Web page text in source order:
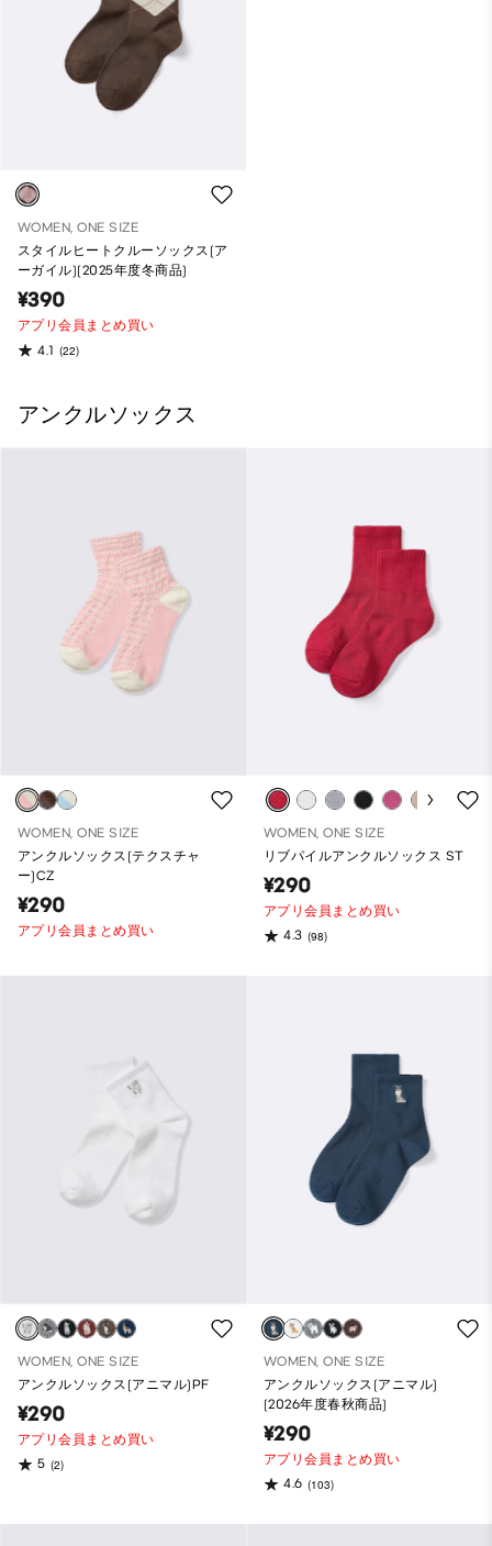
WOMEN, ONE SIZE
スタイルヒートクルーソックス(ア
ーガイル)(2025年度冬商品)
¥390
アプリ会員まとめ買い
4.1 (22)
アンクルソックス
WOMEN, ONE SIZE
アンクルソックス(テクスチャ
ー)CZ
¥290
アプリ会員まとめ買い
WOMEN, ONE SIZE
リブパイルアンクルソックス ST
¥290
アプリ会員まとめ買い
4.3 (98)
WOMEN, ONE SIZE
アンクルソックス(アニマル)PF
¥290
アプリ会員まとめ買い
5 (2)
WOMEN, ONE SIZE
アンクルソックス(アニマル)
(2026年度春秋商品)
¥290
アプリ会員まとめ買い
4.6 (103)